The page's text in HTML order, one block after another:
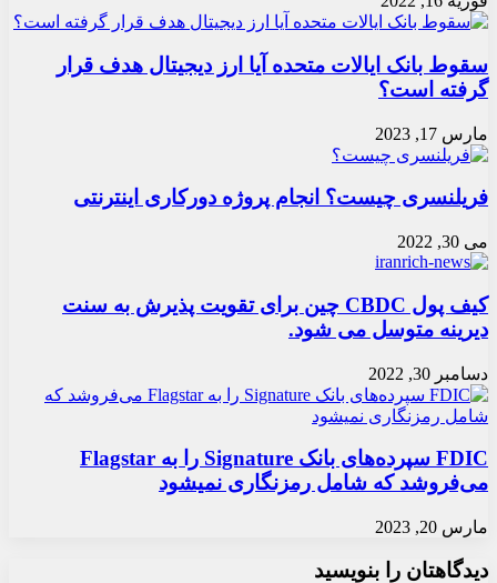
سقوط بانک ایالات متحده آیا ارز دیجیتال هدف قرار
گرفته است؟
مارس 17, 2023
فریلنسری چیست؟ انجام پروژه دورکاری اینترنتی
می 30, 2022
کیف پول CBDC چین برای تقویت پذیرش به سنت
دیرینه متوسل می شود.
دسامبر 30, 2022
FDIC سپرده‌های بانک Signature را به Flagstar
می‌فروشد که شامل رمزنگاری نمیشود
مارس 20, 2023
دیدگاهتان را بنویسید